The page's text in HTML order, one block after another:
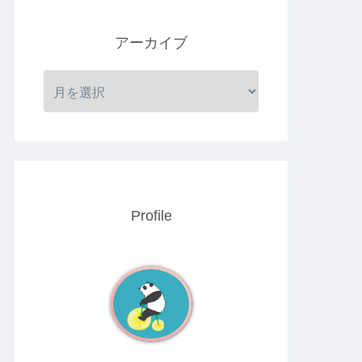
アーカイブ
Profile